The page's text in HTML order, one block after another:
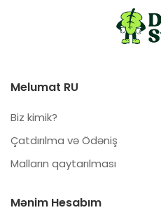
Melumat RU
Biz kimik?
Çatdırılma və Ödəniş
Malların qaytarılması
Mənim Hesabım